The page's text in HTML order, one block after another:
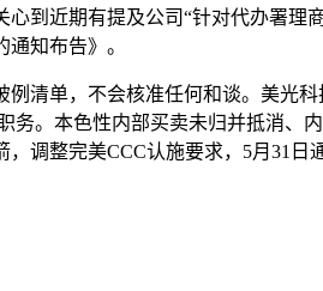
到近期有提及公司“针对代办署
知布告》。
单，不会核准任何和谈。美光科
务。本色性内部买卖未归并抵消
调整完美CCC认施要求，5月31